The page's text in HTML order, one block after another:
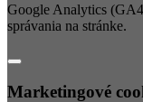
Google Analytics
správania na stránke.
Marketingové